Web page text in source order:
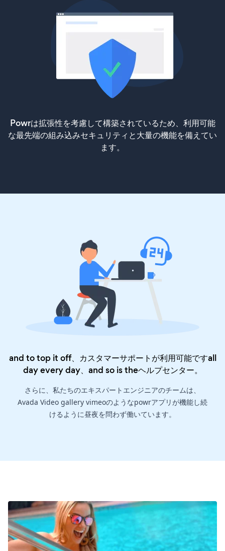
Powrは拡張性を考慮して構築されているため、利用可能
な最先端の組み込みセキュリティと大量の機能を備えてい
ます。
and to top it off、カスタマーサポートが利用可能ですall
day every day、and so is theヘルプセンター。
さらに、私たちのエキスパートエンジニアのチームは、
Avada Video gallery vimeoのようなpowrアプリが機能し続
けるように昼夜を問わず働いています。